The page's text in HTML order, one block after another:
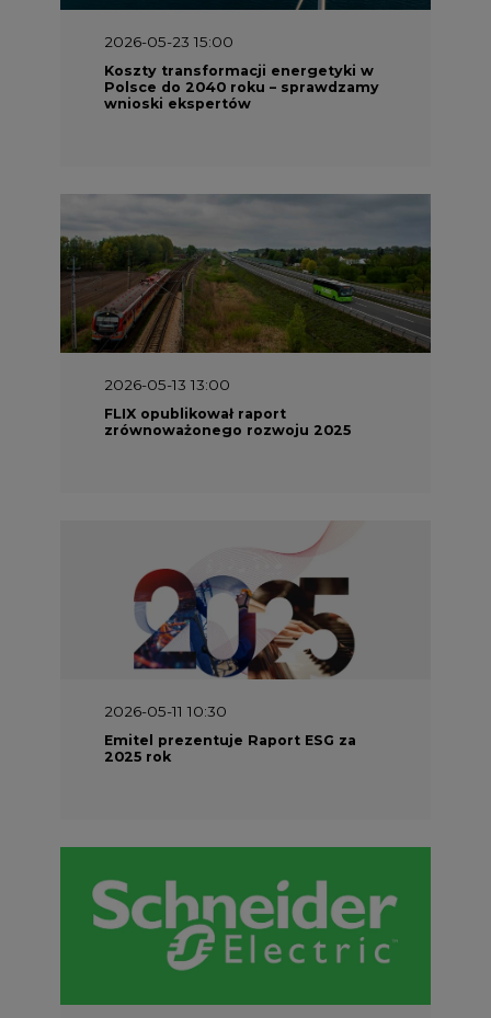
2026-05-23 15:00
Koszty transformacji energetyki w
Polsce do 2040 roku – sprawdzamy
wnioski ekspertów
2026-05-13 13:00
FLIX opublikował raport
zrównoważonego rozwoju 2025
2026-05-11 10:30
Emitel prezentuje Raport ESG za
2025 rok